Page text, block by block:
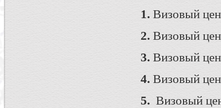
1. Визовый
2. Визовый
3. Визовый
4. Визовый
5. Визовый